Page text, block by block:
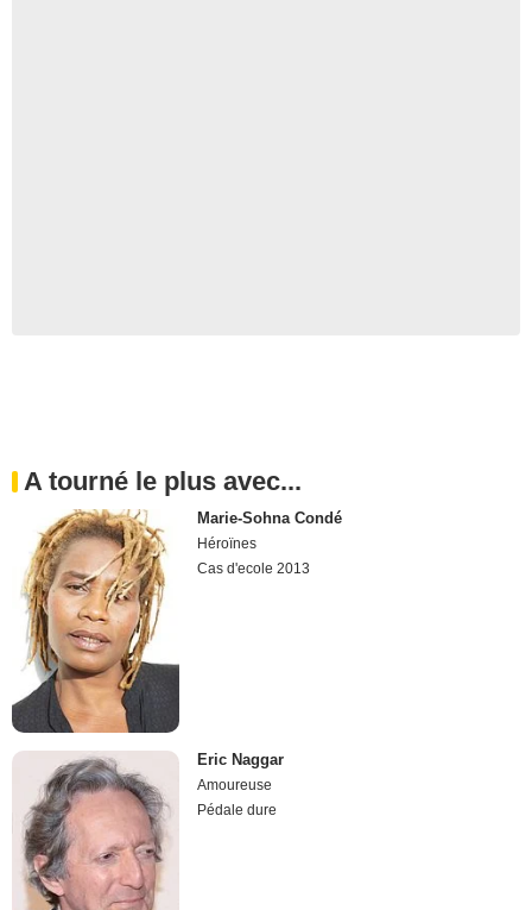
A tourné le plus avec...
Marie-Sohna Condé
Héroïnes
Cas d'ecole 2013
Eric Naggar
Amoureuse
Pédale dure